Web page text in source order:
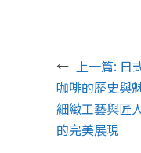
← 上一篇: 日
咖啡的歷史與
細緻工藝與匠
的完美展現